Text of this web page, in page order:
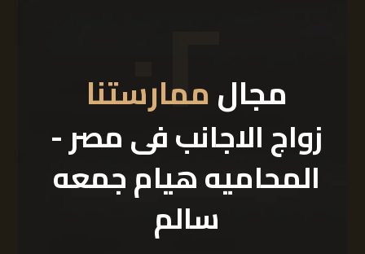
٠٢مجالممارستنا
زواج الاجانب فى مصر -
المحاميه هيام جمعه
سالم